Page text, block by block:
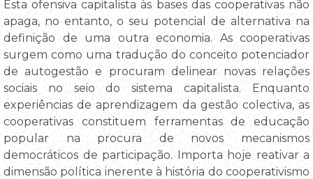
Esta ofensiva capitalista às bases das cooperativas não
apaga, no entanto, o seu potencial de alternativa na
definição de uma outra economia. As cooperativas
surgem como uma tradução do conceito potenciador
de autogestão e procuram delinear novas relações
sociais no seio do sistema capitalista. Enquanto
experiências de aprendizagem da gestão colectiva, as
cooperativas constituem ferramentas de educação
popular na procura de novos mecanismos
democráticos de participação. Importa hoje reativar a
dimensão política inerente à história do cooperativismo